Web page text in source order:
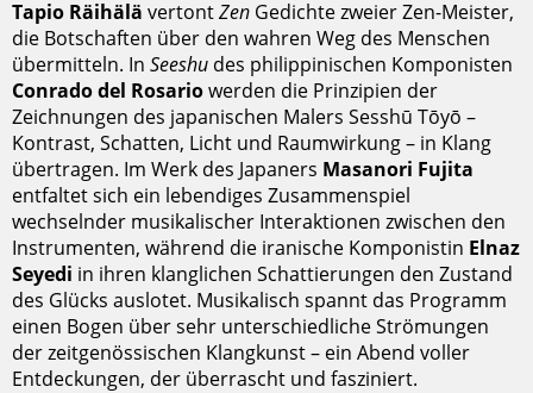
Tapio Räihälä vertontZen Gedichte zweier Zen-Meister,
die Botschaften über den wahren Weg des Menschen
übermitteln. In Seeshu des philippinischen Komponisten
Conrado del Rosariowerden die Prinzipien der
Zeichnungen des japanischen Malers Sesshū Tōyō –
Kontrast, Schatten, Licht und Raumwirkung – in Klang
übertragen. Im Werk des Japaners Masanori Fujita
entfaltet sich ein lebendiges Zusammenspiel
wechselnder musikalischer Interaktionen zwischen den
Instrumenten, während die iranische Komponistin Elnaz
Seyedi in ihren klanglichen Schattierungen den Zustand
des Glücks auslotet. Musikalisch spannt das Programm
einen Bogen über sehr unterschiedliche Strömungen
der zeitgenössischen Klangkunst – ein Abend voller
Entdeckungen, der überrascht und fasziniert.